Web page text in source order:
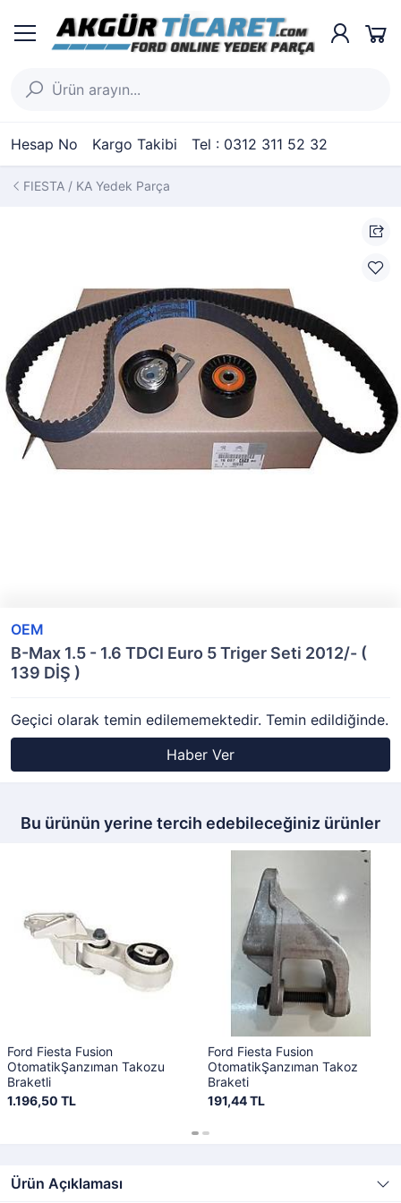
Hesap No Kargo Takibi Tel : 0312 311 52 32
FIESTA / KA Yedek Parça
OEM
B-Max 1.5 - 1.6 TDCI Euro 5 Triger Seti 2012/- (
139 DİŞ )
Geçici olarak temin edilememektedir. Temin edildiğinde.
Haber Ver
Bu ürünün yerine tercih edebileceğiniz ürünler
Ford Fiesta Fusion
OtomatikŞanzıman Takozu
Braketli
1.196,50 TL
Ford Fiesta Fusion
OtomatikŞanzıman Takoz
Braketi
191,44 TL
Ürün Açıklaması